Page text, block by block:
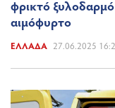
φρικτό
αιμόφυρτο
ΕΛΛΆΔΑ 27.06.2025